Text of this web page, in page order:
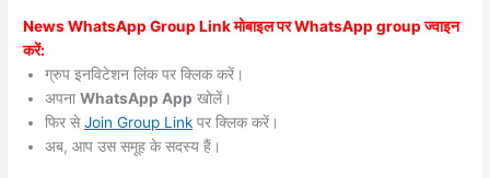
News WhatsApp Group Link मोबाइल पर WhatsApp group ज्वाइन
करें:
ग्रुप इनविटेशन लिंक पर क्लिक करें।
अपनाWhatsApp App खोलें।
फिर सेJoin Group Link पर क्लिक करें।
अब, आप उस समूह के सदस्य हैं।